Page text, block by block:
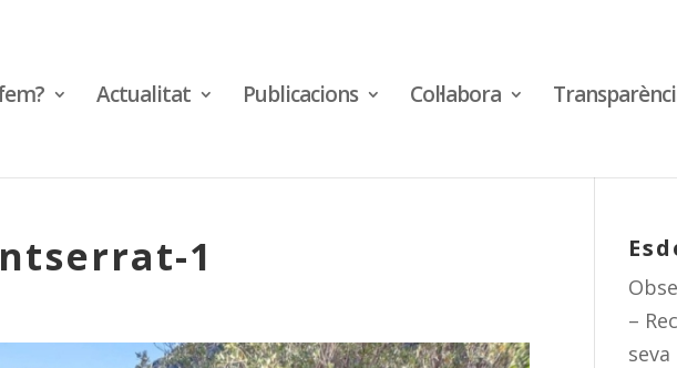
Actualitat Publicacions Col·labora
1
–